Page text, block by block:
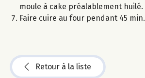
moule à cake préalablement huilé.
Faire cuire au four pendant 45 min.
Retour à la liste